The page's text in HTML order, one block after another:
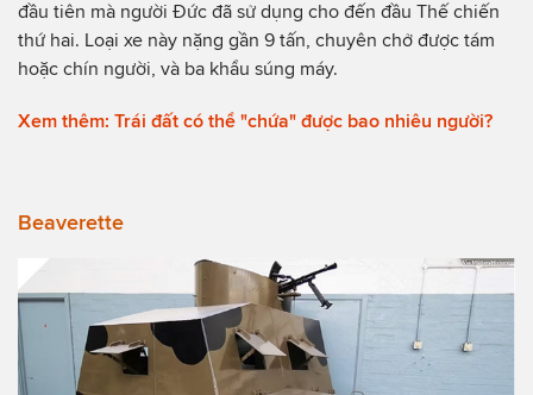
đầu tiên mà người Đức đã sử dụng cho đến đầu Thế chiến
thứ hai. Loại xe này nặng gần 9 tấn, chuyên chở được tám
hoặc chín người, và ba khẩu súng máy.
Xem thêm: Trái đất có thể "chứa" được bao nhiêu người?
Beaverette